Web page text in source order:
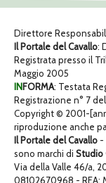
Direttore
Il Portale del Cavallo:
Registrata presso il
Maggio 2005
INFORMA: Testata
Registrazione n° 7
Copyright © 2001-
riproduzione anche
Il Portale del Cavallo -
sono marchi di Studio
Via della Valle 46/a,
08102670968 - REA: